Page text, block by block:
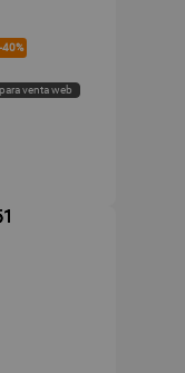
-40%
venta web